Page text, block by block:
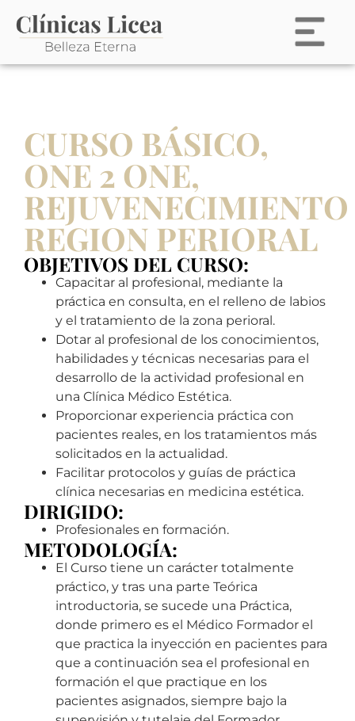
CURSO BÁSICO,
ONE 2 ONE,
REJUVENECIMIENTO
REGION PERIORAL
OBJETIVOS DEL CURSO:
Capacitar al profesional, mediante la
práctica en consulta, en el relleno de labios
y el tratamiento de la zona perioral.
Dotar al profesional de los conocimientos,
habilidades y técnicas necesarias para el
desarrollo de la actividad profesional en
una Clínica Médico Estética.
Proporcionar experiencia práctica con
pacientes reales, en los tratamientos más
solicitados en la actualidad.
Facilitar protocolos y guías de práctica
clínica necesarias en medicina estética.
DIRIGIDO:
Profesionales en formación.
METODOLOGÍA:
El Curso tiene un carácter totalmente
práctico, y tras una parte Teórica
introductoria, se sucede una Práctica,
donde primero es el Médico Formador el
que practica la inyección en pacientes para
que a continuación sea el profesional en
formación el que practique en los
pacientes asignados, siempre bajo la